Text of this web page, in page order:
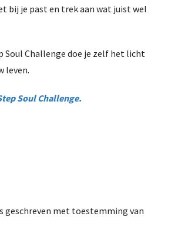
bij je past en trek aan wat juist wel
Soul Challenge doe je zelf het licht
leven.
Soul Challenge.
geschreven met toestemming van